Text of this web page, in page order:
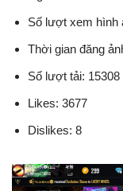
Số lượt xem hình
Thời gian đăng
Số lượt tải: 15308
Likes: 3677
Dislikes: 8